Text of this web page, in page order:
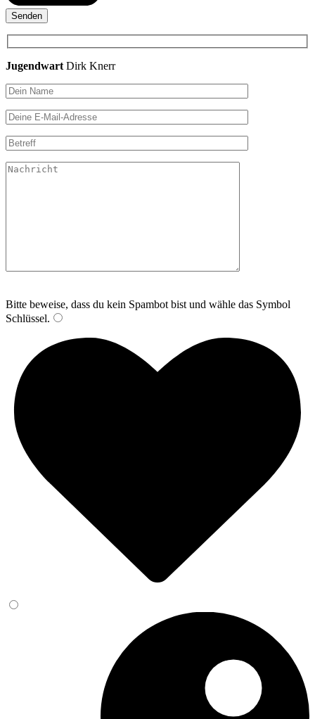
Jugendwart Dirk Knerr
Bitte beweise, dass du kein Spambot bist und wähle das Symbol
Schlüssel.